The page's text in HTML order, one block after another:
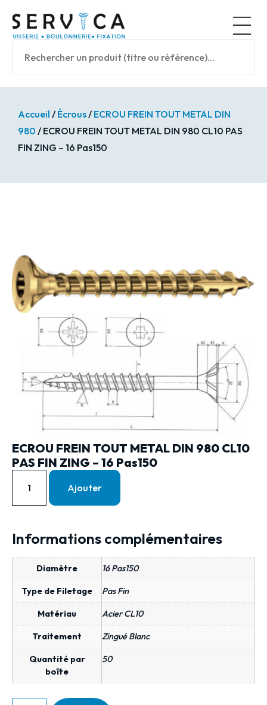
Accueil / Écrous/ ECROU FREIN TOUT METAL DIN
980 / ECROU FREIN TOUT METAL DIN 980 CL10 PAS
FIN ZING – 16 Pas150
ECROU FREIN TOUT METAL DIN 980 CL10
PAS FIN ZING – 16 Pas150
Ajouter
Informations complémentaires
Diamètre 16 Pas150
Type de Filetage Pas Fin
Matériau Acier CL10
Traitement Zingué Blanc
Quantité par
boîte
50